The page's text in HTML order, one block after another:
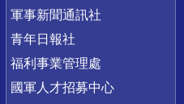
軍事新聞通訊社
青年日報社
福利事業管理處
國軍人才招募中心